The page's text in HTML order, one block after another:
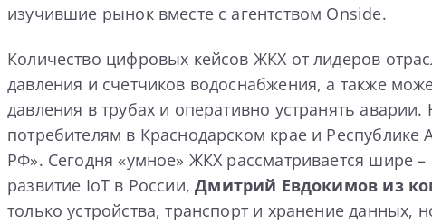
изучившие рынок вместе с агентством Onside.
Количество цифровых кейсов ЖКХ от лидеров
давления и счетчиков водоснабжения, а также
давления в трубах и оперативно устранять
потребителям в Краснодарском крае и
РФ». Сегодня «умное» ЖКХ рассматривается шире
развитие IoT в России,Дмитрий Евдокимов из
только устройства, транспорт и хранение данных,